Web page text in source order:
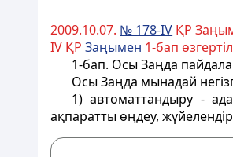
2009.10.07. № 178-IV ҚР
ІV ҚР Заңымен 1-бап
1-бап. Осы Заңда
Осы Заңда мынадай
1) автоматтандыру -
ақпаратты өңдеу,